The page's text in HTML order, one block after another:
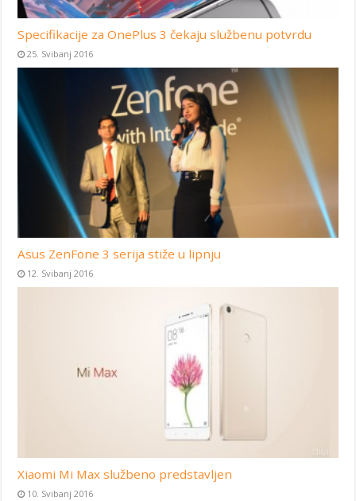
Specifikacije za OnePlus 3 čekaju službenu potvrdu
25. Svibanj 2016
Asus ZenFone 3 serija stiže u lipnju
12. Svibanj 2016
Xiaomi Mi Max službeno predstavljen
10. Svibanj 2016